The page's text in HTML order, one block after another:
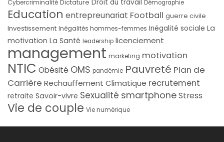
Cybercriminalité Dictature Droit du travail Démographie
Education entrepreunariat Football guerre civile
Investissement Inégalités hommes-femmes Inégalité sociale La
motivation La Santé leadership licenciement
management marketing motivation
NTIC Obésité OMS pandémie Pauvreté Plan de
Carrière Rechauffement Climatique recrutement
retraite Savoir-vivre Sexualité smartphoneStress
Vie de couple Vie numérique